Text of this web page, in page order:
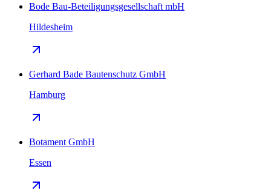
Bode Bau-Beteiligungsgesellschaft mbH
Hildesheim
Gerhard Bade Bautenschutz GmbH
Hamburg
Botament GmbH
Essen